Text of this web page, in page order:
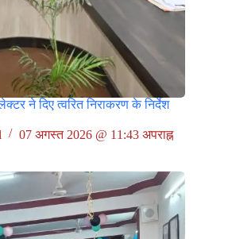
ने दिए त्वरित निराकरण के निर्देश
07 अगस्त 2026 @ 11:43 अपराह्न